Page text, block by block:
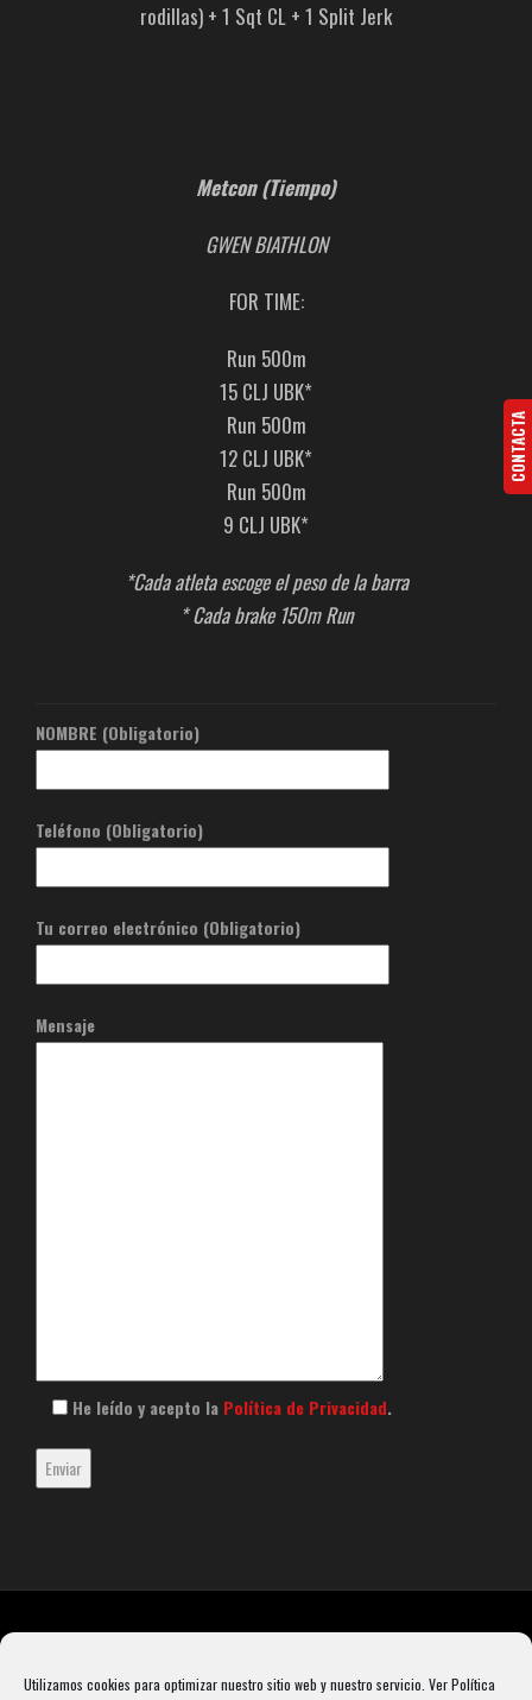
Utilizamos cookies para optimizar nuestro sitio web y nuestro servicio. Ver Política
rodillas) + 1 Sqt CL + 1 Split Jerk
Metcon (Tiempo)
GWEN BIATHLON
FOR TIME:
Run 500m
15 CLJ UBK*
Run 500m
12 CLJ UBK*
Run 500m
9 CLJ UBK*
*Cada atleta escoge el peso de la barra
* Cada brake 150m Run
NOMBRE (Obligatorio)
Teléfono (Obligatorio)
Tu correo electrónico (Obligatorio)
Mensaje
He leído y acepto la Política de Privacidad.
CONTACTA